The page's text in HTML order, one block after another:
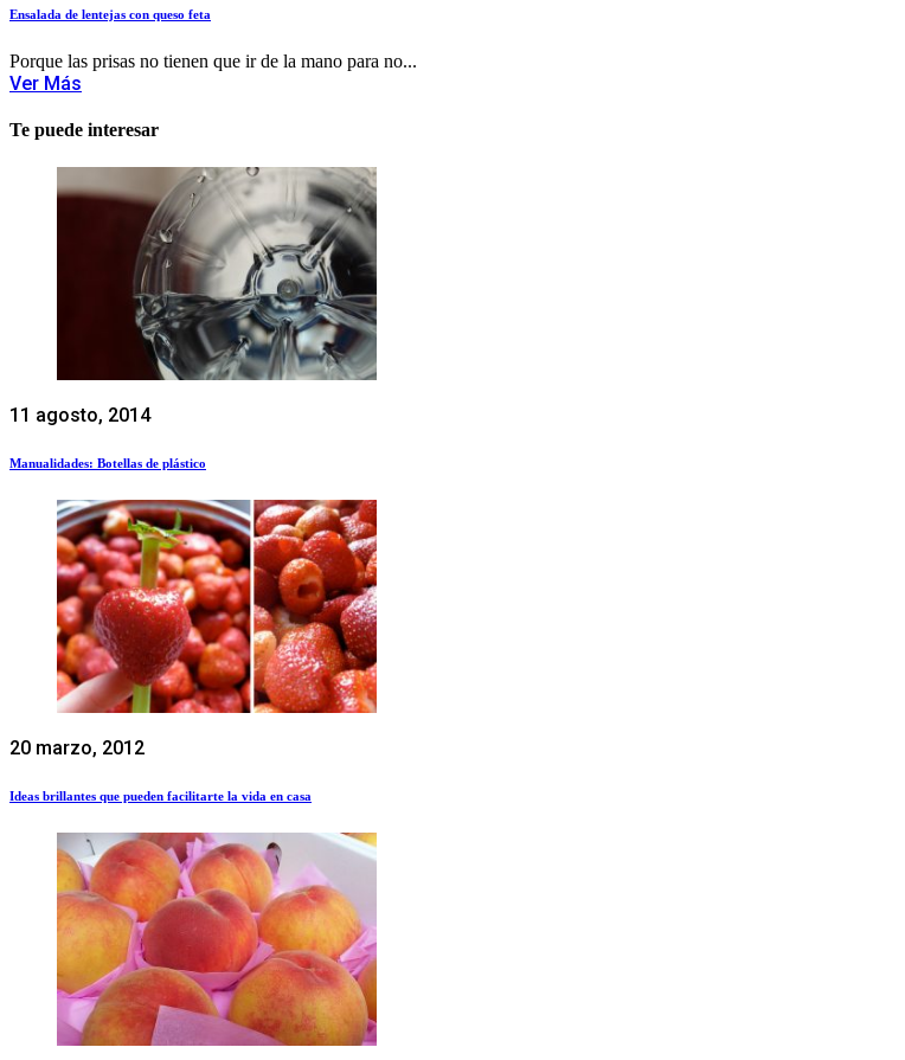
Ensalada de lentejas con queso feta
Porque las prisas no tienen que ir de la mano para no...
Ver Más
Te puede interesar
11 agosto, 2014
Manualidades: Botellas de plástico
20 marzo, 2012
Ideas brillantes que pueden facilitarte la vida en casa